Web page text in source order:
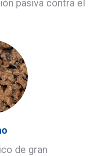
pasiva contra el
de gran